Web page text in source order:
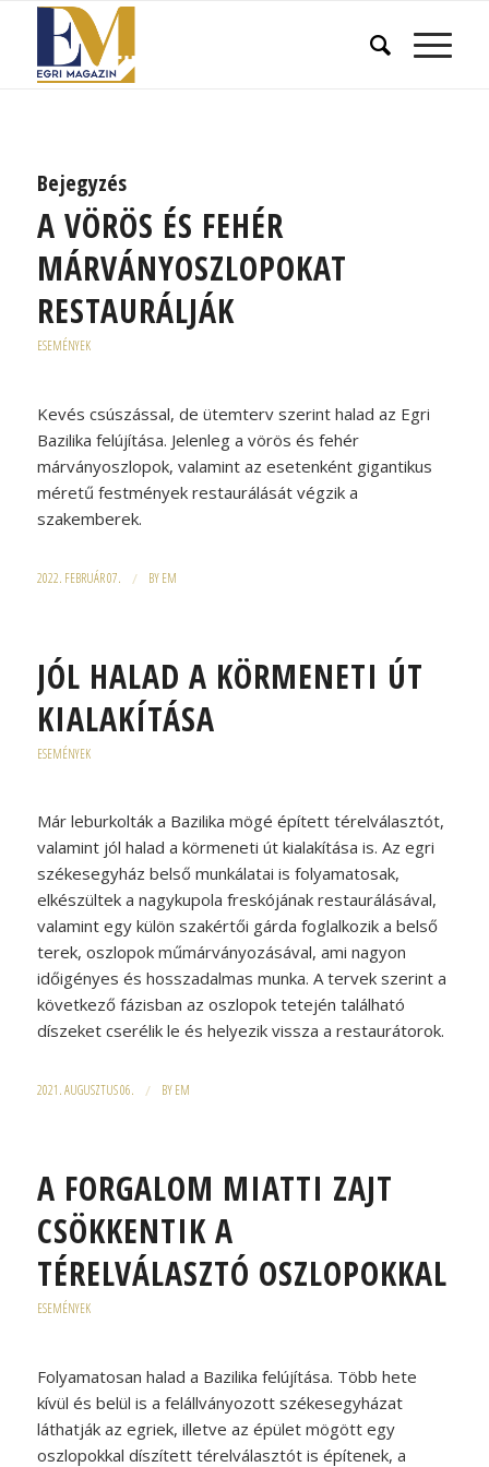
Bejegyzés
A VÖRÖS ÉS FEHÉR
MÁRVÁNYOSZLOPOKAT
RESTAURÁLJÁK
ESEMÉNYEK
Kevés csúszással, de ütemterv szerint halad az Egri
Bazilika felújítása. Jelenleg a vörös és fehér
márványoszlopok, valamint az esetenként gigantikus
méretű festmények restaurálását végzik a
szakemberek.
2022. FEBRUÁR 07. / BYEM
JÓL HALAD A KÖRMENETI ÚT
KIALAKÍTÁSA
ESEMÉNYEK
Már leburkolták a Bazilika mögé épített térelválasztót,
valamint jól halad a körmeneti út kialakítása is. Az egri
székesegyház belső munkálatai is folyamatosak,
elkészültek a nagykupola freskójának restaurálásával,
valamint egy külön szakértői gárda foglalkozik a belső
terek, oszlopok műmárványozásával, ami nagyon
időigényes és hosszadalmas munka. A tervek szerint a
következő fázisban az oszlopok tetején található
díszeket cserélik le és helyezik vissza a restaurátorok.
2021. AUGUSZTUS 06. / BYEM
A FORGALOM MIATTI ZAJT
CSÖKKENTIK A
TÉRELVÁLASZTÓ OSZLOPOKKAL
ESEMÉNYEK
Folyamatosan halad a Bazilika felújítása. Több hete
kívül és belül is a felállványozott székesegyházat
láthatják az egriek, illetve az épület mögött egy
oszlopokkal díszített térelválasztót is építenek, a